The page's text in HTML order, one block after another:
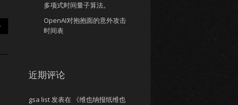
多项式时间量子算法。
OpenAI对抱抱面的意外攻击
时间表
近期评论
gsa list发表在
《维也纳报纸维也